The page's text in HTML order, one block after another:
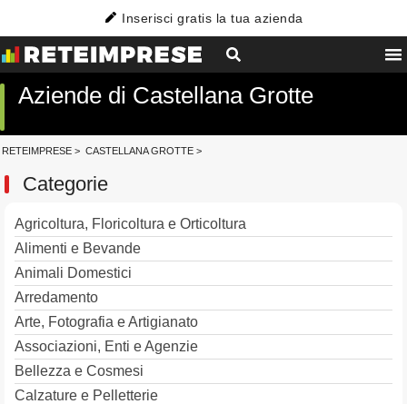
Inserisci gratis la tua azienda
Aziende di Castellana Grotte
RETEIMPRESE > CASTELLANA GROTTE >
Categorie
Agricoltura, Floricoltura e Orticoltura
Alimenti e Bevande
Animali Domestici
Arredamento
Arte, Fotografia e Artigianato
Associazioni, Enti e Agenzie
Bellezza e Cosmesi
Calzature e Pelletterie